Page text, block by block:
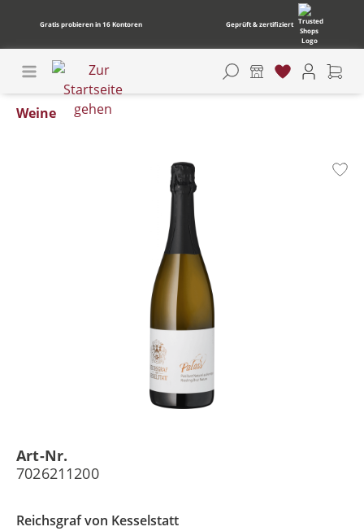
Gratis probieren in 16 Kontoren Geprüft & zertifiziert
Weine
Art-Nr.
7026211200
Reichsgraf von Kesselstatt